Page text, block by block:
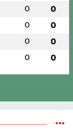
0 0
0 0
0 0
0 0